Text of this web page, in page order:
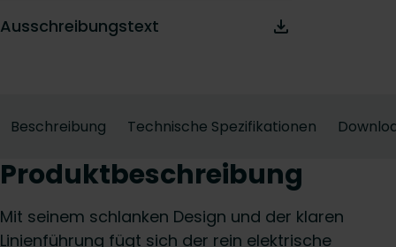
Ausschreibungstext
Beschreibung Technische Spezifikationen
Produktbeschreibung
Mit seinem schlanken Design und der klaren
Linienführung fügt sich der rein elektrische